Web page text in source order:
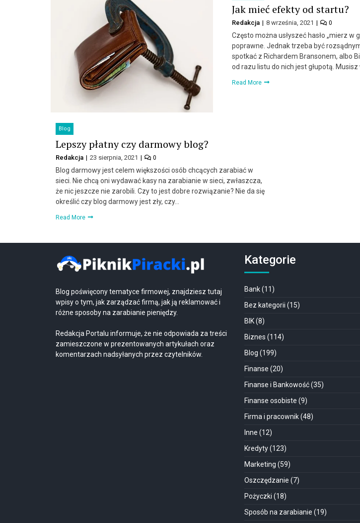
Jak mieć efekty od startu?
Redakcja 8 września, 2021 0
Często można usłyszeć hasło „mierz w
poprawne. Jednak trzeba być
spotkać z Richardem Bransonem, albo
od razu listu do nich jest głupotą. Musisz
Read More
Blog
Lepszy płatny czy darmowy blog?
Redakcja 23 sierpnia, 2021 0
Blog darmowy jest celem większości osób chcących zarabiać w
sieci. Nie chcą oni wydawać kasy na zarabianie w sieci, zwłaszcza,
że nic jeszcze nie zarobili. Czy to jest dobre rozwiązanie? Nie da się
określić czy blog darmowy jest zły, czy…
Read More
Blog poświęcony tematyce firmowej, znajdziesz tutaj
wpisy o tym, jak zarządzać firmą, jak ją reklamować i
różne sposoby na zarabianie pieniędzy.
Redakcja Portalu informuje, że nie odpowiada za treści
zamieszczone w prezentowanych artykułach oraz
komentarzach nadsyłanych przez czytelników.
Kategorie
Bank(11)
Bez kategorii (15)
BIK(8)
Biznes (114)
Blog (199)
Finanse (20)
Finanse i Bankowość(35)
Finanse osobiste (9)
Firma i pracownik(48)
Inne (12)
Kredyty(123)
Marketing (59)
Oszczędzanie (7)
Pożyczki (18)
Sposób na zarabianie (19)